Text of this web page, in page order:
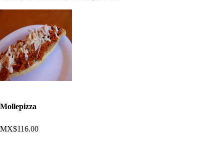
Mollepizza
MX$116.00